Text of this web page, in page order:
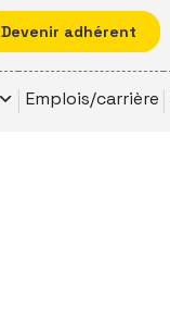
Devenir adhérent
Emplois/carrière